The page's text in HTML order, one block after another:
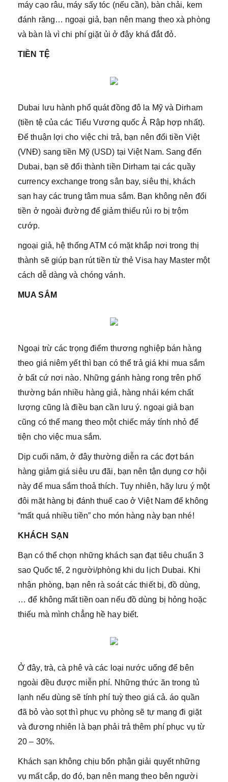
máy cạo râu, máy sấy tóc (nếu cần), bàn chải, kem
đánh răng… ngoại giả, bạn nên mang theo xà phòng
và bàn là vì chi phí giặt ủi ở đây khá đắt đỏ.
TIỀN TỆ
Dubai lưu hành phổ quát đồng đô la Mỹ và Dirham
(tiền tệ của các Tiểu Vương quốc Ả Rập hợp nhất).
Để thuận lợi cho việc chi trả, bạn nên đổi tiền Việt
(VNĐ) sang tiền Mỹ (USD) tại Việt Nam. Sang đến
Dubai, bạn sẽ đổi thành tiền Dirham tại các quầy
currency exchange trong sân bay, siêu thị, khách
sạn hay các trung tâm mua sắm. Bạn không nên đổi
tiền ở ngoài đường để giảm thiểu rủi ro bị trộm
cướp.
ngoại giả, hệ thống ATM có mặt khắp nơi trong thị
thành sẽ giúp bạn rút tiền từ thẻ Visa hay Master một
cách dễ dàng và chóng vánh.
MUA SẮM
Ngoại trừ các trọng điểm thương nghiệp bán hàng
theo giá niêm yết thì bạn có thể trả giá khi mua sắm
ở bất cứ nơi nào. Những gánh hàng rong trên phố
thường bán nhiều hàng giả, hàng nhái kém chất
lượng cũng là điều bạn cần lưu ý. ngoại giả bạn
cũng có thể mang theo một chiếc máy tính nhỏ để
tiện cho việc mua sắm.
Dịp cuối năm, ở đây thường diễn ra các đợt bán
hàng giảm giá siêu ưu đãi, bạn nên tận dụng cơ hội
này để mua sắm thoả thích. Tuy nhiên, hãy lưu ý một
đôi mặt hàng bị đánh thuế cao ở Việt Nam để không
“mất quá nhiều tiền” cho món hàng này bạn nhé!
KHÁCH SẠN
Bạn có thể chọn những khách sạn đạt tiêu chuẩn 3
sao Quốc tế, 2 người/phòng khi du lịch Dubai. Khi
nhận phòng, bạn nên rà soát các thiết bị, đồ dùng,
… để không mất tiền oan nếu đồ dùng bị hỏng hoặc
thiếu mà mình chẳng hề hay biết.
Ở đây, trà, cà phê và các loại nước uống để bên
ngoài đều được miễn phí. Những thức ăn trong tủ
lạnh nếu dùng sẽ tính phí tuỳ theo giá cả. áo quần
đã bỏ vào sọt thì phục vụ phòng sẽ tự mang đi giặt
và đương nhiên là bạn phải trả thêm phí phục vụ từ
20 – 30%.
Khách sạn không chịu bổn phận giải quyết những
vụ mất cắp, do đó, bạn nên mang theo bên người